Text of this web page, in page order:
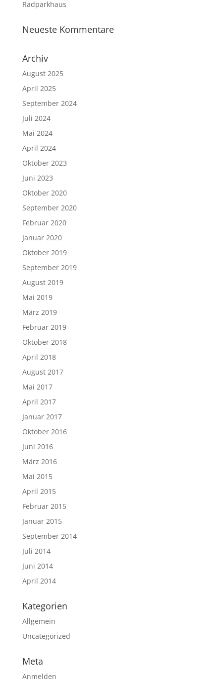
Radparkhaus
Neueste Kommentare
Archiv
August 2025
April 2025
September 2024
Juli 2024
Mai 2024
April 2024
Oktober 2023
Juni 2023
Oktober 2020
September 2020
Februar 2020
Januar 2020
Oktober 2019
September 2019
August 2019
Mai 2019
März 2019
Februar 2019
Oktober 2018
April 2018
August 2017
Mai 2017
April 2017
Januar 2017
Oktober 2016
Juni 2016
März 2016
Mai 2015
April 2015
Februar 2015
Januar 2015
September 2014
Juli 2014
Juni 2014
April 2014
Kategorien
Allgemein
Uncategorized
Meta
Anmelden